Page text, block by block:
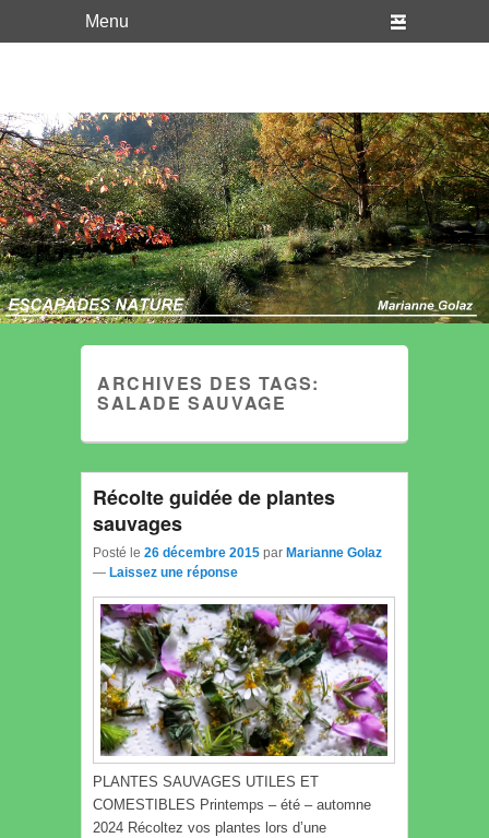
Just another WordPress site
ARCHIVES DES TAGS:
SALADE SAUVAGE
Récolte guidée de plantes
sauvages
Posté le 26 décembre 2015 par Marianne Golaz
— Laissez une réponse
PLANTES SAUVAGES UTILES ET
COMESTIBLES Printemps – été – automne
2024 Récoltez vos plantes lors d’une